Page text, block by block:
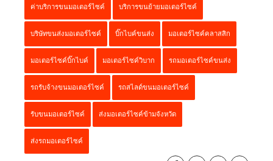
ค่าบริการขนมอเตอร์ไซค์ บริการขนย้ายมอเตอร์ไซค์
บริษัทขนส่งมอเตอร์ไซค์ บิ๊กไบค์ขนส่ง มอเตอร์ไซค์คลาสสิก
มอเตอร์ไซค์บิ๊กไบค์ มอเตอร์ไซค์วิบาก รถมอเตอร์ไซค์ขนส่ง
รถรับจ้างขนมอเตอร์ไซค์ รถสไลด์ขนมอเตอร์ไซค์
รับขนมอเตอร์ไซค์ ส่งมอเตอร์ไซค์ข้ามจังหวัด
ส่งรถมอเตอร์ไซค์